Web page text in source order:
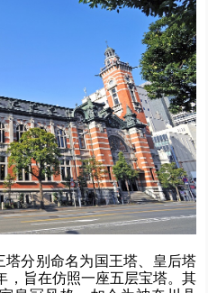
分别命名为国王塔、皇后塔
，旨在仿照一座五层宝塔。其